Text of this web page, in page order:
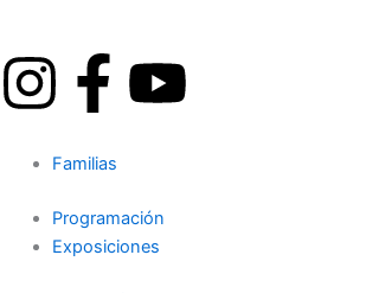
I
n
s
t
F
a
c
e
Y
u
t
Familias
Programación
Exposiciones